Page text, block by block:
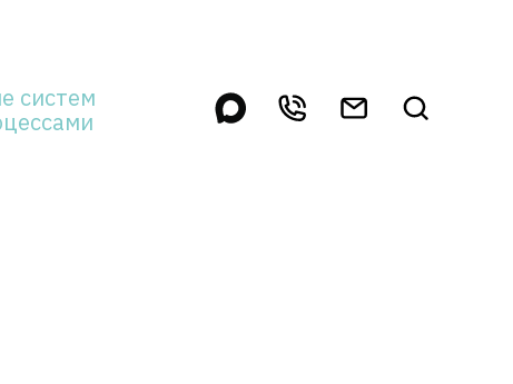
систем